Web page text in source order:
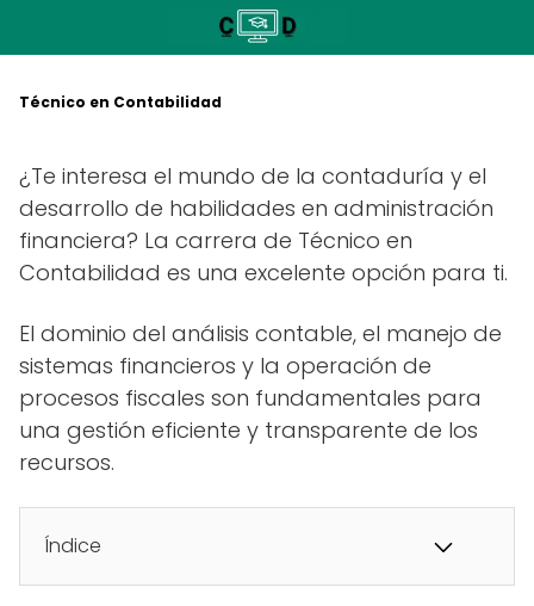
Técnico en Contabilidad
¿Te interesa el mundo de la contaduría y el
desarrollo de habilidades en administración
financiera? La carrera de Técnico en
Contabilidad es una excelente opción para ti.
El dominio del análisis contable, el manejo de
sistemas financieros y la operación de
procesos fiscales son fundamentales para
una gestión eficiente y transparente de los
recursos.
Índice